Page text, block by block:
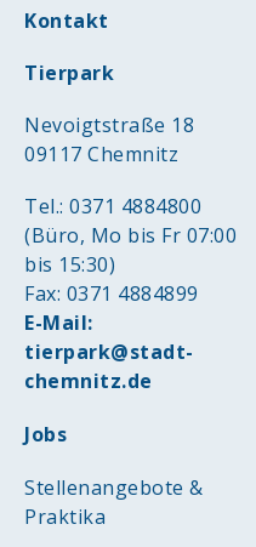
Kontakt
Tierpark
Nevoigtstraße 18
09117 Chemnitz
Tel.: 0371 4884800
(Büro, Mo bis Fr 07:00
bis 15:30)
Fax: 0371 4884899
E-Mail:
tierpark@stadt-
chemnitz.de
Jobs
Stellenangebote &
Praktika